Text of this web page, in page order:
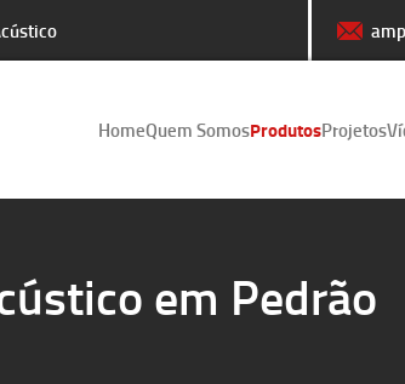
HomeQuem SomosProdutosProjetos
em Pedrão